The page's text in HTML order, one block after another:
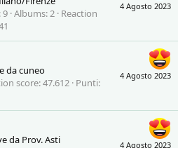
4 Agosto 2023
9 Albums 2 Reaction
4 Agosto 2023
dacuneo
score 47.612 Punti
4 Agosto 2023
da Prov. Asti